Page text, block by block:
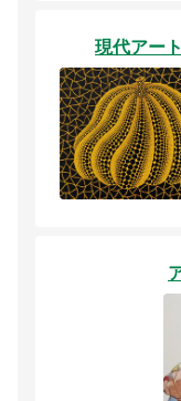
現代アート